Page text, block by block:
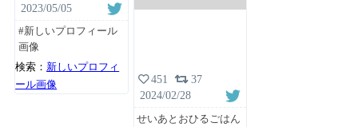
2023/05/05
#新しいプロフィール
画像
検索： 新しいプロフィ
ール画像
451
37
2024/02/28
せいあとおひるごはん